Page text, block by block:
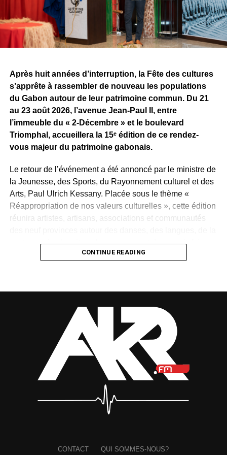
la simple confrontation entre producteurs. Il devient aussi
un espace de rencontres et d’opportunités pour les
artistes. Pour Tris, l’une des premières retombées est déjà
concrète, alors même que la compétition n’est pas encore
Reste maintenant à savoir ce que Sean Bridon Music
prépare pour sa nouvelle recrue. Car après cette belle
exposition, le véritable défi sera de proposer des projets
réguliers et solides, capables d’inscrire durablement Tris
au premier plan de la scène musicale gabonaise.
WhatsApp
Facebook
X Telegram
Email
>>
Après huit années d’interruption, la Fête des cultures
s’apprête à rassembler de nouveau les populations
du Gabon autour de leur patrimoine commun. Du 21
au 23 août 2026, l’avenue Jean-Paul II, entre
l’immeuble du « 2-Décembre » et le boulevard
Triomphal, accueillera la 15ᵉ édition de ce rendez-
vous majeur du patrimoine gabonais.
Le retour de l’événement a été annoncé par le ministre de
la Jeunesse, des Sports, du Rayonnement culturel et des
Arts, Paul Ulrich Kessany. Placée sous le thème «
Réappropriation de nos valeurs culturelles », cette édition
réunira artistes, artisans, associations et communautés
gastronomie, des rites, des masques et des savoir-faire
n’avait plus été organisée depuis 2018. Son retour
apparaît donc comme une « réparation d’une mémoire »,
selon le ministre.
Mais cette renaissance sera-t-elle durable ? La Fête des
cultures redeviendra-t-elle un rendez-vous régulier ou
restera-t-elle une parenthèse exceptionnelle dans
CONTINUE READING
CONTACT QUI SOMMES-NOUS?